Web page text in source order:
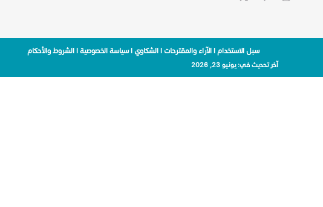
سبل الاستخدام |الآراء والمقترحات|الشكاوي|سياسة الخصوصية|الشروط والأحكام
آخر تحديث في:يونيو 23, 2026